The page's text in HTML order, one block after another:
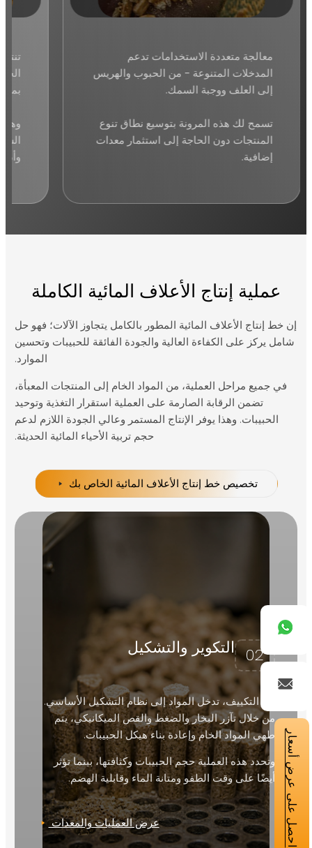
معالجة متعددة الاستخدامات تدعم
المدخلات المتنوعة - من الحبوب والهريس
إلى العلف ووجبة السمك.
تسمح لك هذه المرونة بتوسيع نطاق تنوع
المنتجات دون الحاجة إلى استثمار معدات
إضافية.
عملية إنتاج الأعلاف المائية الكاملة
إن خط إنتاج الأعلاف المائية المطور بالكامل يتجاوز الآلات؛ فهو حل
شامل يركز على الكفاءة العالية والجودة الفائقة للحبيبات وتحسين
الموارد.
في جميع مراحل العملية، من المواد الخام إلى المنتجات المعبأة،
تضمن الرقابة الصارمة على العملية استقرار التغذية وتوحيد
الحبيبات. وهذا يوفر الإنتاج المستمر وعالي الجودة اللازم لدعم
حجم تربية الأحياء المائية الحديثة.
تخصيص خط إنتاج الأعلاف المائية الخاص بك
02 التكوير والتشكيل
بعد التكييف، تدخل المواد إلى نظام التشكيل الأساسي.
من خلال تآزر البخار والضغط والقص الميكانيكي، يتم
طهي المواد الخام وإعادة بناء هيكل الحبيبات.
وتحدد هذه العملية حجم الحبيبات وكثافتها، بينما تؤثر
أيضًا على وقت الطفو ومتانة الماء وقابلية الهضم.
عرض العمليات والمعدات احصل على عرض أسعار